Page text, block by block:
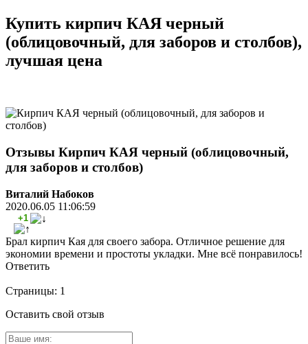
Купить кирпич КАЯ черный
(облицовочный, для заборов и столбов),
лучшая цена
Отзывы Кирпич КАЯ черный (облицовочный,
для заборов и столбов)
Виталий Набоков
2020.06.05 11:06:59
+1
Брал кирпич Кая для своего забора. Отличное решение для
экономии времени и простоты укладки. Мне всё понравилось!
Ответить
Страницы: 1
Оставить свой отзыв